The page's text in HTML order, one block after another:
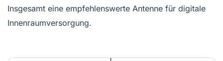
gemeinsamen Verantwortung für das Erreichen der
Insgesamt eine empfehlenswerte Antenne für digitale
Innenraumversorgung.